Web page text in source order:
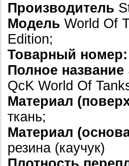
Производитель
Модель World Of
Edition;
Товарный номер:
Полное название
QcK World Of
Материал
ткань;
Материал
резина (каучук)